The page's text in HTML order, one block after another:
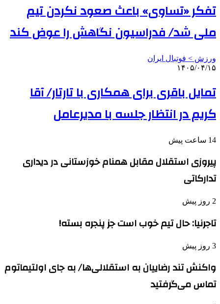
تفکر «تساوی» باعث صعود نکردن تیم
ملی شد/ فدراسیون نگاهش را عوض کند
ورزش > فوتبال ایران
۱۴۰۵/۰۴/۱۵
تمایل باقری برای همکاری با تارتار/ آقا
کریم در انتظار جلسه با مدیرعامل
14 ساعت پیش
پیروزی استقلال مقابل همنام خوزستانی در دیداری
تدارکاتی
2 روز پیش
تاجرنیا: حال تیم خوب است جز پنجره بسته!
3 روز پیش
واکنش تند رضاییان به استقلالی‌ها/ به جای اولتیماتوم
تماس می‌گرفتید